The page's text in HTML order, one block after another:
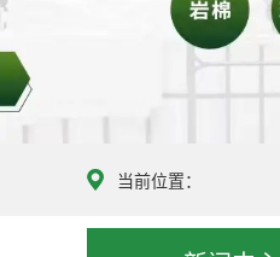
当前位置：